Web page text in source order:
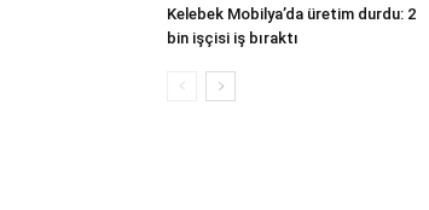
Kelebek Mobilya’da üretim durdu: 2
bin işçisi iş bıraktı